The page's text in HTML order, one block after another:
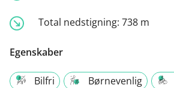
Total nedstigning: 738 m
Egenskaber
Bilfri Børnevenlig